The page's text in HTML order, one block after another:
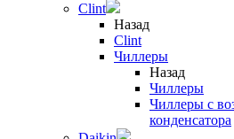
Clint
Назад
Clint
Чиллеры
Назад
Чиллеры
Чиллеры с
конденсатора